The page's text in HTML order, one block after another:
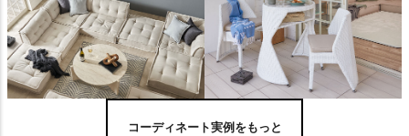
コーディネート実例をもっと